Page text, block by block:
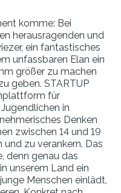
komme: Bei
herausragenden und
ein fantastisches
unfassbaren Elan ein
größer zu machen
geben. STARTUP
für
in
Denken
zwischen 14 und 19
zu verankern. Das
denn genau das
unserem Land ein
Menschen einlädt,